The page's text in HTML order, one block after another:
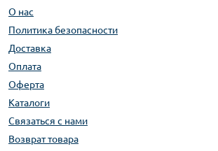
О нас
Политика безопасности
Доставка
Оплата
Оферта
Каталоги
Связаться с нами
Возврат товара